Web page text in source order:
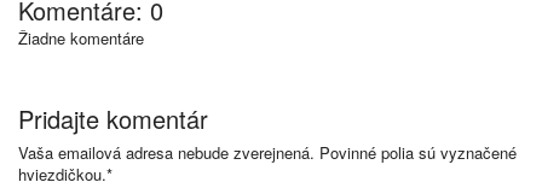
Komentáre: 0
Žiadne komentáre
Pridajte komentár
Vaša emailová adresa nebude zverejnená. Povinné polia sú vyznačené
hviezdičkou.*